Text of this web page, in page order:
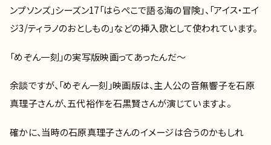
ンプソンズ」シーズン17「はらぺこで語る海の冒険」、「アイス・エイ
ジ3/ティラノのおとしもの」などの挿入歌として使われています。
「めぞん一刻」の実写版映画ってあったんだ～
余談ですが、「めぞん一刻」映画版は、主人公の音無響子を石原
真理子さんが、五代裕作を石黒賢さんが演じていますよ。
確かに、当時の石原真理子さんのイメージは合うのかもしれ